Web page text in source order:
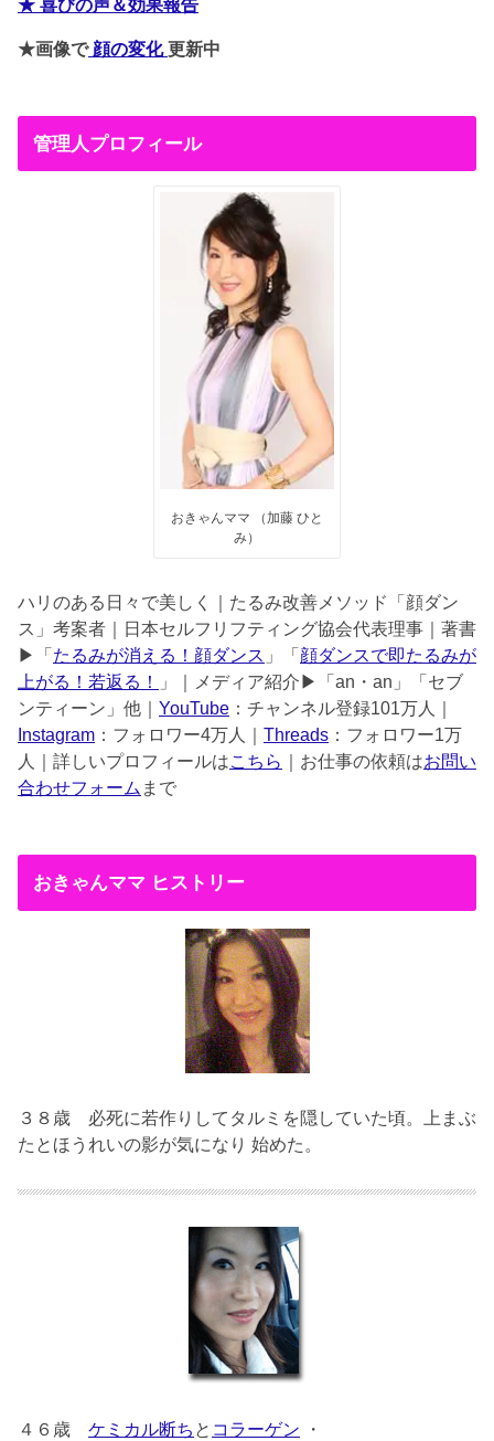
★ 喜びの声＆効果報告
★画像で顔の変化更新中
管理人プロフィール
おきゃんママ （加藤 ひと
み）
ハリのある日々で美しく｜たるみ改善メソッド「顔ダン
ス」考案者｜日本セルフリフティング協会代表理事｜著書
▶︎「 たるみが消える！顔ダンス 」「 顔ダンスで即たるみが
上がる！若返る！
」｜メディア紹介▶︎「an・an」「セブ
ンティーン」他｜ YouTube ：チャンネル登録101万人｜
Instagram ：フォロワー4万人｜ Threads ：フォロワー1万
人｜詳しいプロフィールはこちら ｜お仕事の依頼はお問い
合わせフォーム まで
おきゃんママ ヒストリー
３８歳 必死に若作りしてタルミを隠していた頃。上まぶ
たとほうれいの影が気になり 始めた。
４６歳 ケミカル断ち と コラーゲン ・